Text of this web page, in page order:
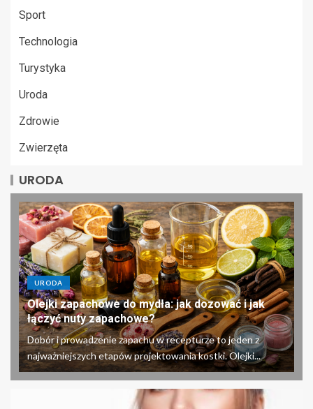
Sport
Technologia
Turystyka
Uroda
Zdrowie
Zwierzęta
URODA
URODA
Olejki zapachowe do mydła: jak dozować i jak
łączyć nuty zapachowe?
Dobór i prowadzenie zapachu w recepturze to jeden z
najważniejszych etapów projektowania kostki. Olejki...